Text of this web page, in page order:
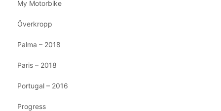
My Motorbike
Överkropp
Palma – 2018
Paris – 2018
Portugal – 2016
Progress